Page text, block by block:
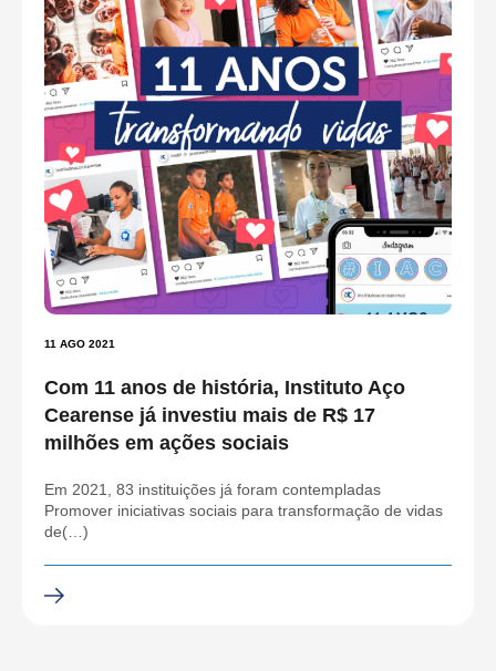
11 AGO 2021
Com 11 anos de história, Instituto Aço
Cearense já investiu mais de R$ 17
milhões em ações sociais
Em 2021, 83 instituições já foram contempladas
Promover iniciativas sociais para transformação de vidas
de(…)